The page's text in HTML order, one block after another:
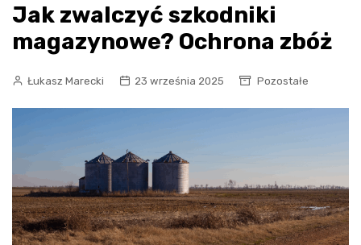
Jak zwalczyć szkodniki
magazynowe? Ochrona zbóż
Łukasz Marecki 23 września 2025 Pozostałe